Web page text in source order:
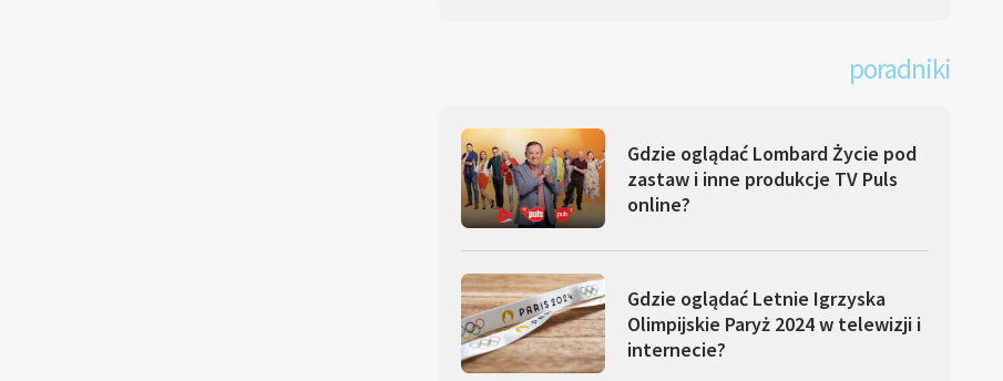
poradniki
Gdzie oglądać Lombard Życie pod
zastaw i inne produkcje TV Puls
online?
Gdzie oglądać Letnie Igrzyska
Olimpijskie Paryż 2024 w telewizji i
internecie?